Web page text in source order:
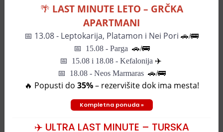
Terme Olimia – Hotel Sotelia
🌴 LAST MINUTE LETO – GRČKA
APARTMANI
📅 13.08 - Leptokarija, Platamon i Nei Pori 🚗/🚌
📅 15.08 - Parga 🚗/🚌
📅 15.08 i 18.08 - Kefalonija ✈️
📅 18.08 - Neos Marmaras 🚗/🚌
🔥 Popusti do 35%– rezervišite dok ima mesta!
Kompletna ponuda »
✈️ ULTRA LAST MINUTE – TURSKA